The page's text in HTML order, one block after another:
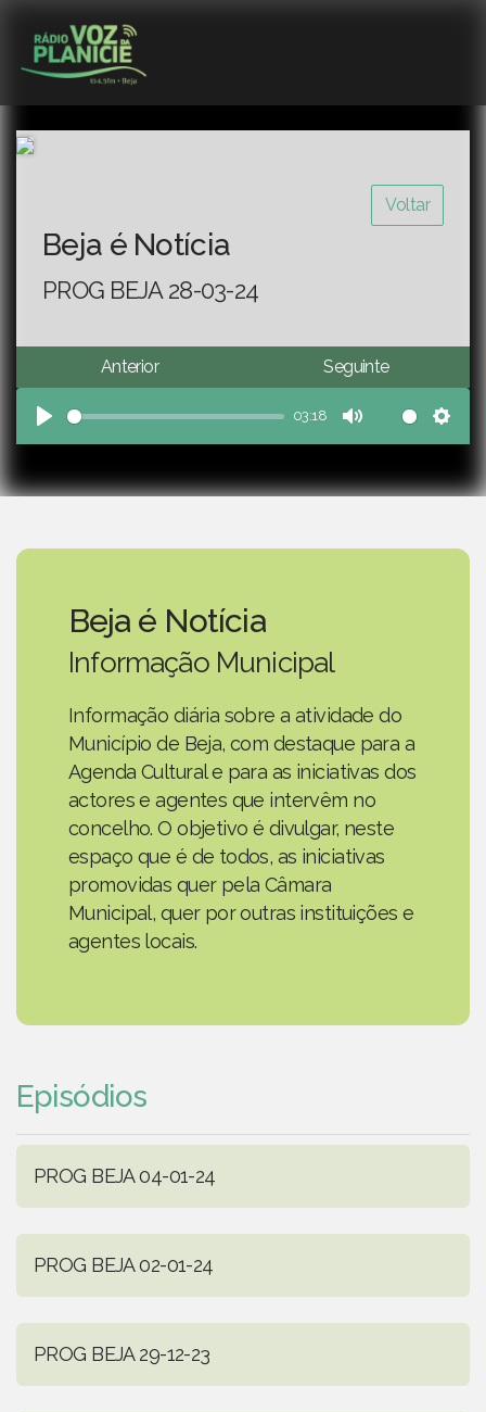
Voltar
Beja é Notícia
PROG BEJA 28-03-24
Anterior Seguinte
Play
03:18
Mute
Beja é Notícia
Informação Municipal
Informação diária sobre a atividade do
Município de Beja, com destaque para a
Agenda Cultural e para as iniciativas dos
actores e agentes que intervêm no
concelho. O objetivo é divulgar, neste
espaço que é de todos, as iniciativas
promovidas quer pela Câmara
Municipal, quer por outras instituições e
agentes locais.
Episódios
PROG BEJA 04-01-24
PROG BEJA 02-01-24
PROG BEJA 29-12-23